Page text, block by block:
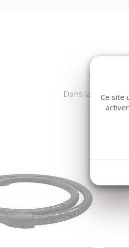
Dans la même
Ce site